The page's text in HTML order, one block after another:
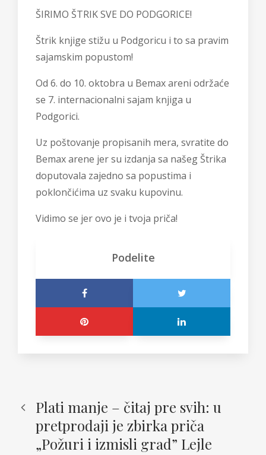
ŠIRIMO ŠTRIK SVE DO PODGORICE!
Štrik knjige stižu u Podgoricu i to sa pravim
sajamskim popustom!
Od 6. do 10. oktobra u Bemax areni održaće
se 7. internacionalni sajam knjiga u
Podgorici.
Uz poštovanje propisanih mera, svratite do
Bemax arene jer su izdanja sa našeg Štrika
doputovala zajedno sa popustima i
poklončićima uz svaku kupovinu.
Vidimo se jer ovo je i tvoja priča!
Podelite
Plati manje – čitaj pre svih: u
pretprodaji je zbirka priča
„Požuri i izmisli grad” Lejle